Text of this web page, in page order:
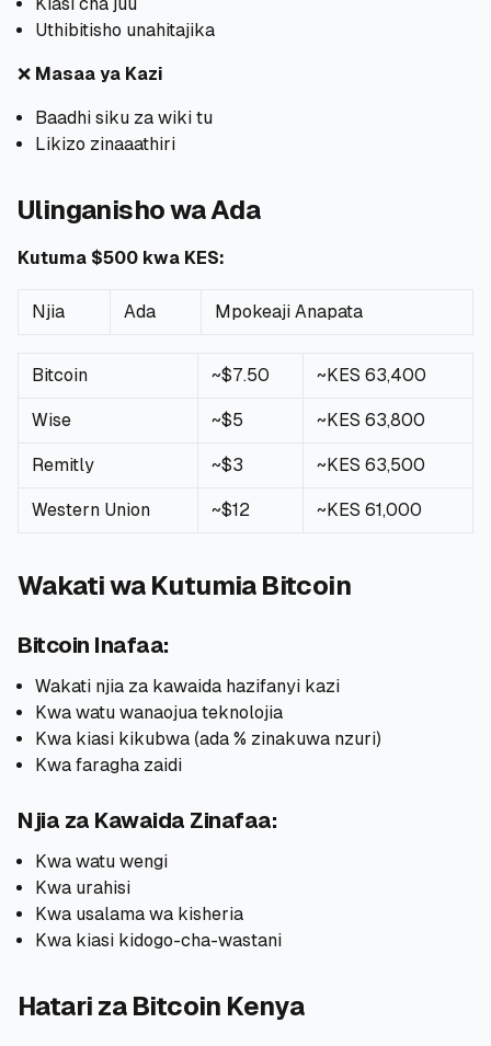
Uthibitisho unahitajika
❌ Masaa ya Kazi
Baadhi siku za wiki tu
Likizo zinaaathiri
Ulinganisho wa Ada
Kutuma $500 kwa KES:
Njia Ada Mpokeaji Anapata
Bitcoin ~$7.50 ~KES 63,400
Wise ~$5 ~KES 63,800
Remitly ~$3 ~KES 63,500
Western Union ~$12 ~KES 61,000
Wakati wa Kutumia Bitcoin
Bitcoin Inafaa:
Wakati njia za kawaida hazifanyi kazi
Kwa watu wanaojua teknolojia
Kwa kiasi kikubwa (ada % zinakuwa nzuri)
Kwa faragha zaidi
Njia za Kawaida Zinafaa:
Kwa watu wengi
Kwa urahisi
Kwa usalama wa kisheria
Kwa kiasi kidogo-cha-wastani
Hatari za Bitcoin Kenya